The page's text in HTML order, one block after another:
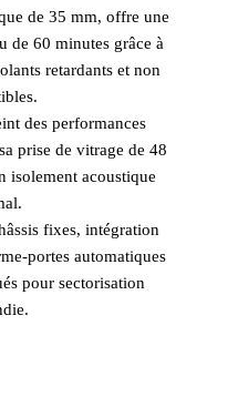
de 35 mm, offre une
de 60 minutes grâce à
retardants et non
des performances
prise de vitrage de 48
isolement acoustique
fixes, intégration
portes automatiques
pour sectorisation